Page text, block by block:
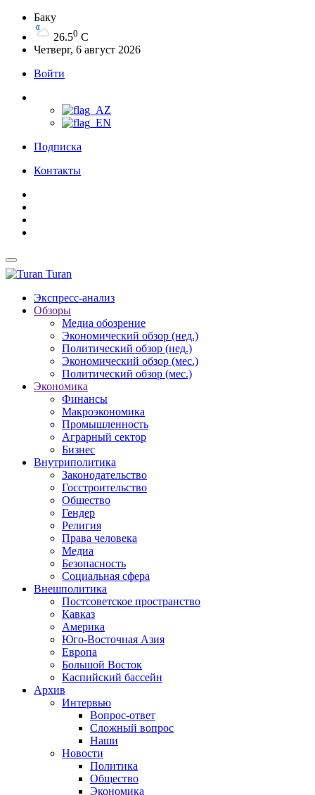
Баку
26.50 C
Четверг, 6 август 2026
Войти
Подписка
Контакты
Turan
Экспресс-анализ
Обзоры
Медиа обозрение
Экономический обзор (нед.)
Политический обзор (нед.)
Экономический обзор (мес.)
Политический обзор (мес.)
Экономика
Финансы
Макроэкономика
Промышленность
Аграрный сектор
Бизнес
Внутриполитика
Законодательство
Госстроительство
Общество
Гендер
Религия
Права человека
Медиа
Безопасность
Социальная сфера
Внешполитика
Постсоветское пространство
Кавказ
Америка
Юго-Восточная Азия
Европа
Большой Восток
Каспийский бассейн
Архив
Интервью
Вопрос-ответ
Сложный вопрос
Наши
Новости
Политика
Общество
Экономика